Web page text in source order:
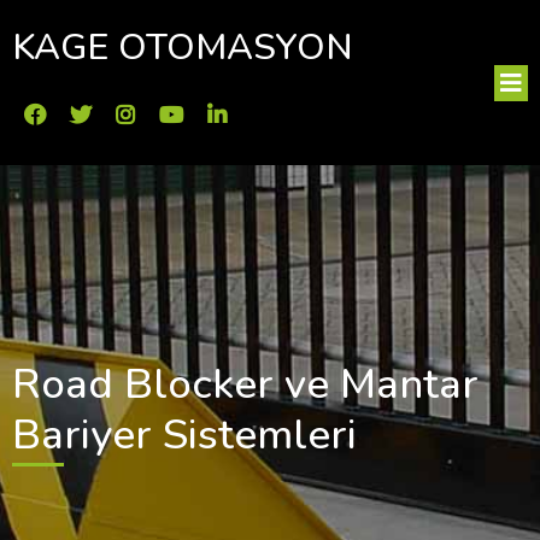
KAGE OTOMASYON
Road Blocker ve Mantar
Bariyer Sistemleri